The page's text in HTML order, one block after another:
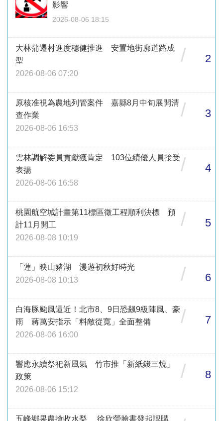
影響
2026-08-06 18:15
大林蒲遷村進度穩健推進 安置地街廓道路成
型
2026-08-06 07:20
/ 2
原核准視為農地列管案件 嘉縣8月中旬展開清
查作業
2026-08-06 16:53
/ 3
雲林調解委員貢獻獲肯定 103位績優人員接受
表揚
2026-08-06 16:58
/ 4
桃園航空城計畫第11標區徵工程順利決標 預
計11月開工
2026-08-08 10:19
/ 5
「蓮」映山豬湖 漫遊初秋好時光
2026-08-08 10:13
/ 6
白海豚颱風逼近！北市8、9日恐飆9級陣風、豪
雨 蔣萬安指示「料敵從寬」全面整備
2026-08-06 16:00
/ 7
響應永續祭祀新風氣 竹市推「新紙錢三燒」
政策
2026-08-06 15:12
/ 8
五峰鄉果農搶收水梨 徐欣瑩臉書發起認購